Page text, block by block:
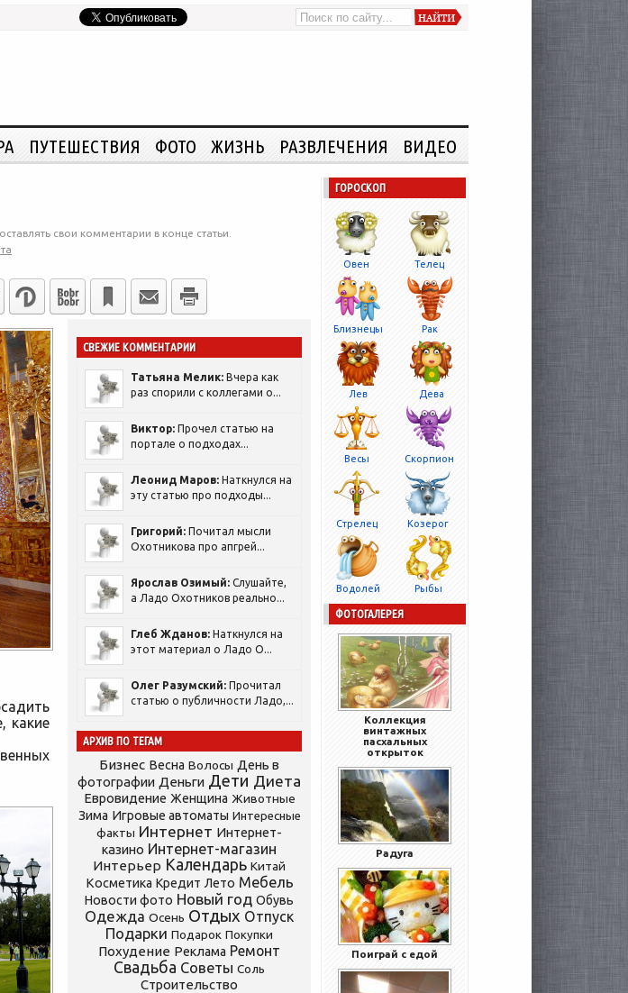
ПУТЕШЕСТВИЯ ФОТО ЖИЗНЬ РАЗВЛЕЧЕНИЯ ВИДЕО
свои комментарии в конце статьи.
какие
СВЕЖИЕ КОММЕНТАРИИ
Татьяна Мелик: Вчера как
раз спорили с коллегами о...
Виктор: Прочел статью на
портале о подходах...
Леонид Маров: Наткнулся на
эту статью про подходы...
Григорий: Почитал мысли
Охотникова про апгрей...
Ярослав Озимый: Слушайте,
а Ладо Охотников реально...
Глеб Жданов: Наткнулся на
этот материал о Ладо О...
Олег Разумский: Прочитал
статью о публичности Ладо,...
АРХИВ ПО ТЕГАМ
Бизнес Весна Волосы День в
фотографии Деньги Дети Диета
Евровидение Женщина Животные
Зима Игровые автоматы Интересные
факты Интернет Интернет-
казино Интернет-магазин
Интерьер Календарь Китай
Косметика Кредит Лето Мебель
Новости фото Новый год Обувь
Одежда Осень Отдых Отпуск
Подарки Подарок Покупки
Похудение Реклама Ремонт
Свадьба Советы Соль
Строительство
ГОРОСКОП
Овен Телец
Близнецы Рак
Лев Дева
Весы Скорпион
Стрелец Козерог
Водолей Рыбы
ФОТОГАЛЕРЕЯ
Коллекция
винтажных
пасхальных
открыток
Радуга
Поиграй с едой